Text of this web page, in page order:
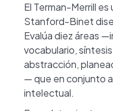
El Terman-Merrill
Stanford-Binet
Evalúa diez áreas
vocabulario,
abstracción,
— que en conjunto
intelectual.